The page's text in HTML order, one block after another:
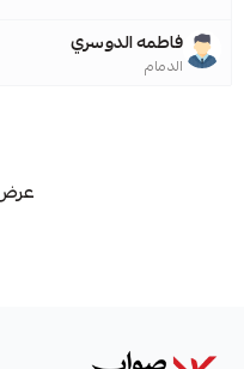
فاطمه الدوسري
الدمام